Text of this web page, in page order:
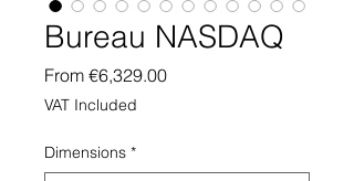
Bureau NASDAQ
From €6,329.00Sale
VAT Included
Dimensions *